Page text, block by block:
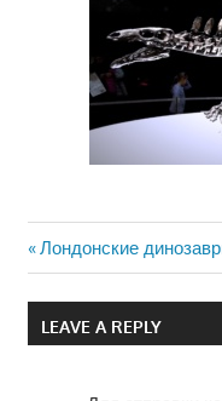
Навигация
по
Previous
Post:
Лондонские
LEAVE A REPLY